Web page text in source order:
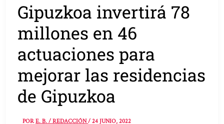
Gipuzkoa invertirá 78
millones en 46
actuaciones para
mejorar las residencias
de Gipuzkoa
PORE. B. / REDACCIÓN/24 JUNIO, 2022